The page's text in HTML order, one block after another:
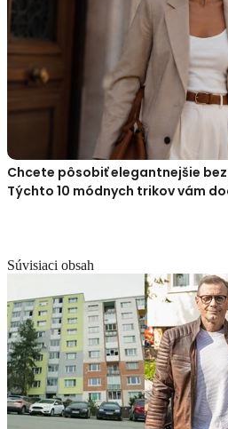
Chcete pôsobiť elegantnejšie
Týchto 10 módnych trikov vám
Súvisiaci obsah